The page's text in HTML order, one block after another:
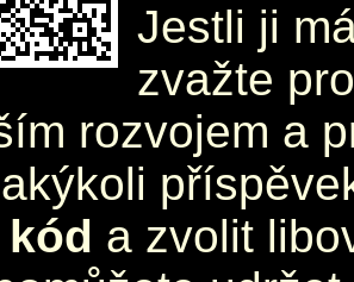
Jestli ji
zvažte
rozvojem a
kód a zvolit